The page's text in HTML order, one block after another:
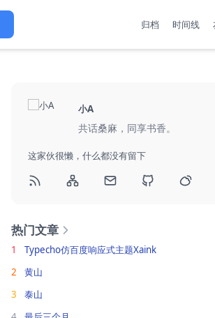
归档 时间线
小A
共话桑麻，同享书香。
这家伙很懒，什么都没有留下
热门文章
1
Typecho仿百度响应式主题Xaink
2
黄山
3
泰山